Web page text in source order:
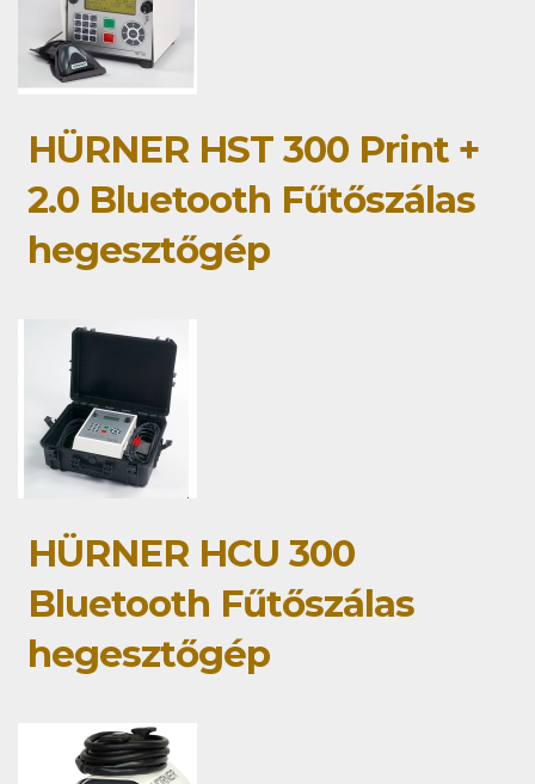
HÜRNER HST 300 Print +
2.0 Bluetooth Fűtőszálas
hegesztőgép
HÜRNER HCU 300
Bluetooth Fűtőszálas
hegesztőgép